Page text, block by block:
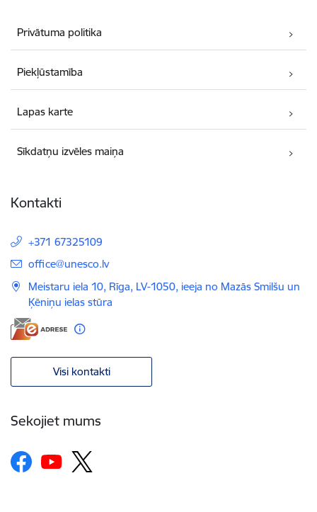
Privātuma politika
Piekļūstamība
Lapas karte
Sīkdatņu izvēles maiņa
Kontakti
+371 67325109
E-pasts:
office@unesco.lv
Meistaru iela 10, Rīga, LV-1050, ieeja no Mazās Smilšu un
Ķēniņu ielas stūra
Visi kontakti
Sekojiet mums